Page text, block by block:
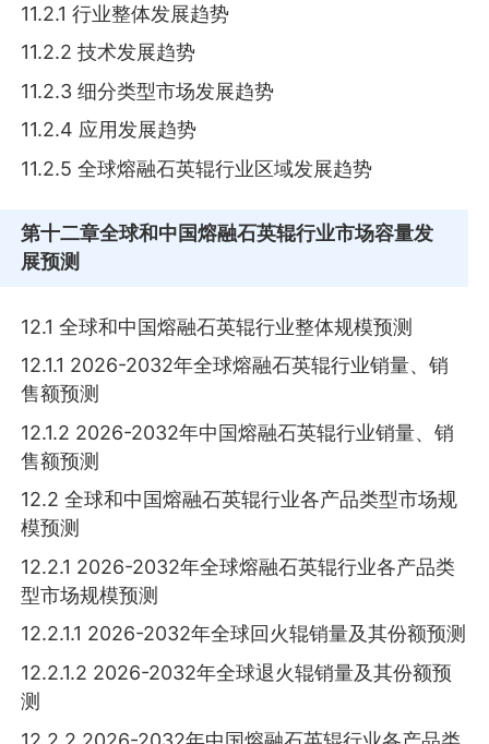
11.2.1 行业整体发展趋势
11.2.2 技术发展趋势
11.2.3 细分类型市场发展趋势
11.2.4 应用发展趋势
11.2.5 全球熔融石英辊行业区域发展趋势
第十二章全球和中国熔融石英辊行业市场容量发
展预测
12.1 全球和中国熔融石英辊行业整体规模预测
12.1.1 2026-2032年全球熔融石英辊行业销量、销
售额预测
12.1.2 2026-2032年中国熔融石英辊行业销量、销
售额预测
12.2 全球和中国熔融石英辊行业各产品类型市场规
模预测
12.2.1 2026-2032年全球熔融石英辊行业各产品类
型市场规模预测
12.2.1.1 2026-2032年全球回火辊销量及其份额预测
12.2.1.2 2026-2032年全球退火辊销量及其份额预
测